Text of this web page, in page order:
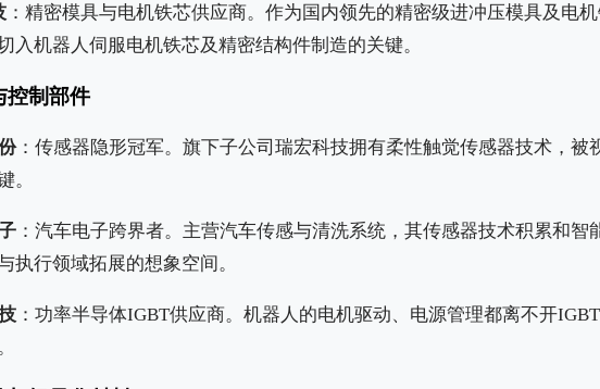
：精密模具与电机铁芯供应商。作为国内领先的精密级进冲压模具及电
入机器人伺服电机铁芯及精密结构件制造的关键。
控制部件
：传感器隐形冠军。旗下子公司瑞宏科技拥有柔性触觉传感器技术，被
。
：汽车电子跨界者。主营汽车传感与清洗系统，其传感器技术积累和智
执行领域拓展的想象空间。
：功率半导体IGBT供应商。机器人的电机驱动、电源管理都离不开